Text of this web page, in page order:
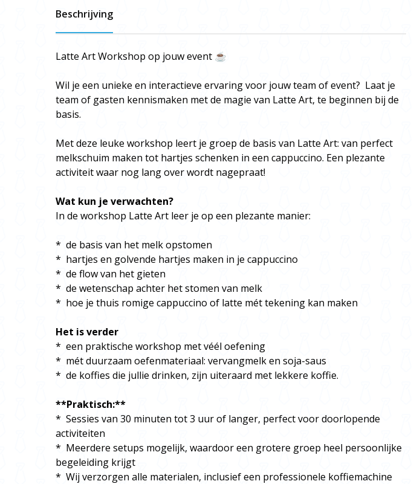
Beschrijving
Latte Art Workshop op jouw event ☕
Wil je een unieke en interactieve ervaring voor jouw team of event? Laat je
team of gasten kennismaken met de magie van Latte Art, te beginnen bij de
basis.
Met deze leuke workshop leert je groep de basis van Latte Art: van perfect
melkschuim maken tot hartjes schenken in een cappuccino. Een plezante
activiteit waar nog lang over wordt nagepraat!
Wat kun je verwachten?
In de workshop Latte Art leer je op een plezante manier:
* de basis van het melk opstomen
* hartjes en golvende hartjes maken in je cappuccino
* de flow van het gieten
* de wetenschap achter het stomen van melk
* hoe je thuis romige cappuccino of latte mét tekening kan maken
Het is verder
* een praktische workshop met véél oefening
* mét duurzaam oefenmateriaal: vervangmelk en soja-saus
* de koffies die jullie drinken, zijn uiteraard met lekkere koffie.
**Praktisch:**
* Sessies van 30 minuten tot 3 uur of langer, perfect voor doorlopende
activiteiten
* Meerdere setups mogelijk, waardoor een grotere groep heel persoonlijke
begeleiding krijgt
* Wij verzorgen alle materialen, inclusief een professionele koffiemachine